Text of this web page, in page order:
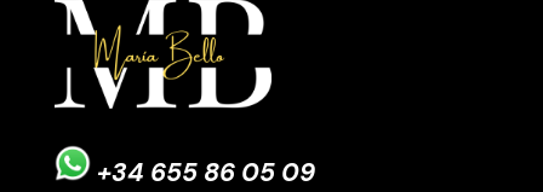
+34 655 86 05 09